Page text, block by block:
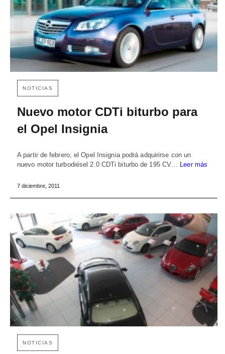
NOTICIAS
Nuevo motor CDTi biturbo para
el Opel Insignia
A partir de febrero, el Opel Insignia podrá adquirirse con un
nuevo motor turbodiésel 2.0 CDTi biturbo de 195 CV… Leer más
7 diciembre, 2011
NOTICIAS